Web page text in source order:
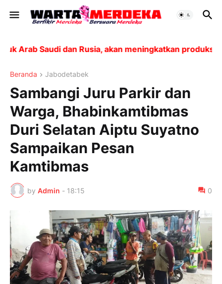
Arab Saudi dan Rusia, akan meningkatkan produksi
Beranda Jabodetabek
Sambangi Juru Parkir dan
Warga, Bhabinkamtibmas
Duri Selatan Aiptu Suyatno
Sampaikan Pesan
Kamtibmas
by Admin - 18:15 0